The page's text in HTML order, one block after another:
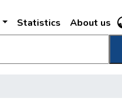
Statistics About us